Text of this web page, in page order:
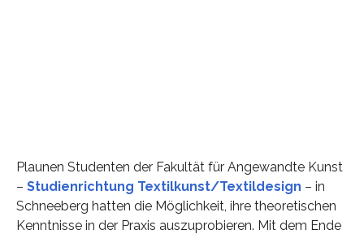
Plaunen Studenten der Fakultät für Angewandte Kunst
– Studienrichtung Textilkunst/Textildesign – in
Schneeberg hatten die Möglichkeit, ihre theoretischen
Kenntnisse in der Praxis auszuprobieren. Mit dem Ende